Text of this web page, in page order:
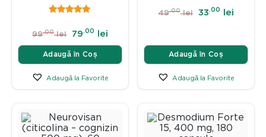
670 mg, 10 miliarde UFC,
99.00 lei 79.00 lei
Adaugă în Coș
Adaugă la Favorite
49.00 lei 33.00 lei
Adaugă în Coș
Adaugă la Favorite